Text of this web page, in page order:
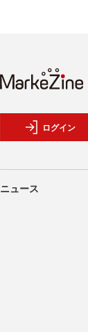
ログイン
ニュース